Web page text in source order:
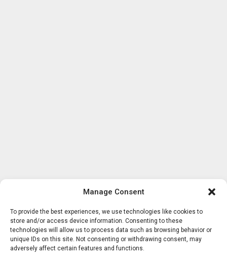
Manage Consent
To provide the best experiences, we use technologies like cookies to
store and/or access device information. Consenting to these
technologies will allow us to process data such as browsing behavior or
unique IDs on this site. Not consenting or withdrawing consent, may
adversely affect certain features and functions.